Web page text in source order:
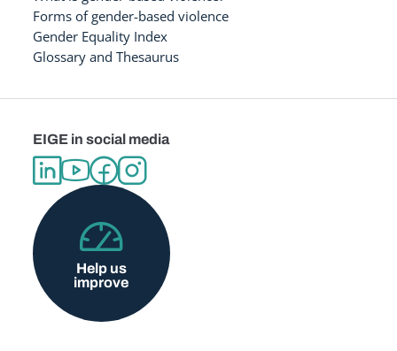
Forms of gender-based violence
Gender Equality Index
Glossary and Thesaurus
EIGE in social media
Help us
improve